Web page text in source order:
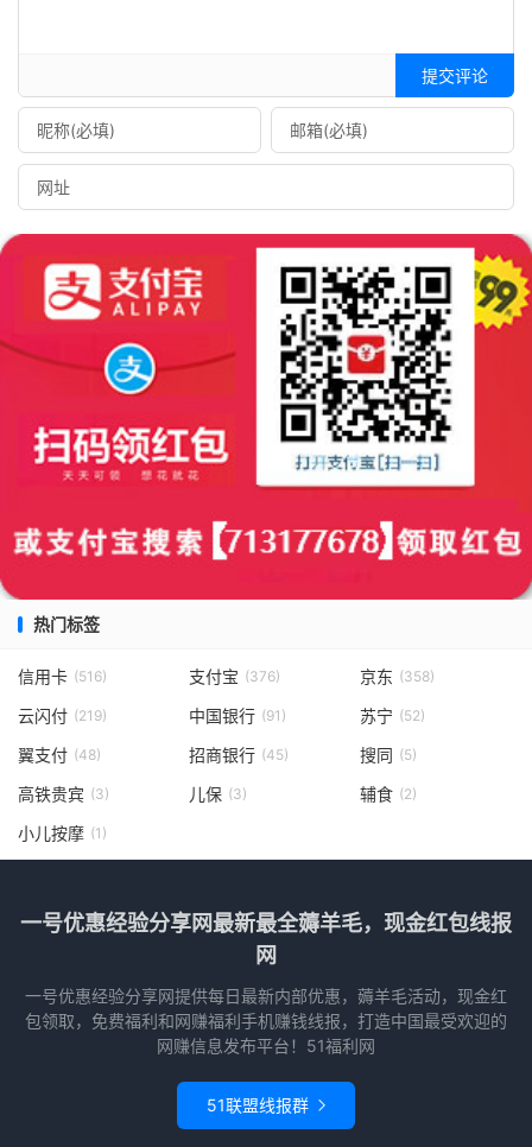
提交评论
热门标签
信用卡 (516) 支付宝 (376) 京东 (358)
云闪付 (219) 中国银行 (91) 苏宁 (52)
翼支付 (48) 招商银行 (45) 搜同 (5)
高铁贵宾 (3) 儿保 (3) 辅食 (2)
小儿按摩 (1)
一号优惠经验分享网最新最全薅羊毛，现金红包线报
网
一号优惠经验分享网提供每日最新内部优惠，薅羊毛活动，现金红
包领取，免费福利和网赚福利手机赚钱线报，打造中国最受欢迎的
网赚信息发布平台！51福利网
51联盟线报群 